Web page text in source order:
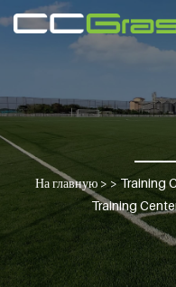
На главную > >Training
Training